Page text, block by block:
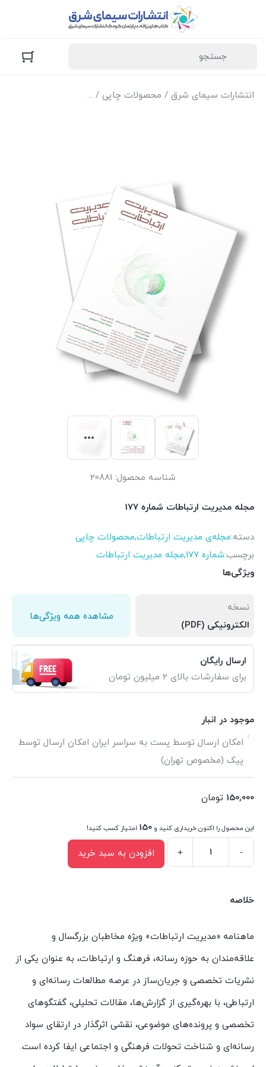
انتشارات سیمای شرق / محصولات چاپی / مجله‌ی مدیریت
شناسه محصول: 20881
مجله مدیریت ارتباطات شماره 177
دسته:مجله‌ی مدیریت ارتباطات,محصولات چاپی
برچسب:شماره 177 ,مجله مدیریت ارتباطات
ویژگی‌ها
نسخه
الکترونیکی (PDF)
مشاهده همه ویژگی‌ها
ارسال رایگان
برای سفارشات بالای 2 میلیون تومان
موجود در انبار
امکان ارسال توسط پست به سراسر ایران امکان ارسال توسط
پیک (مخصوص تهران)
150,000 تومان
این محصول را اکنون خریداری کنید و 150 امتیاز کسب کنید!
ارتباطات
177
-
+ افزودن به سبد خرید
خلاصه
ماهنامه «مدیریت ارتباطات» ویژه مخاطبان بزرگسال و
علاقه‌مندان به حوزه رسانه، فرهنگ و ارتباطات، به عنوان یکی از
نشریات تخصصی و جریان‌ساز در عرصه مطالعات رسانه‌ای و
ارتباطی، با بهره‌گیری از گزارش‌ها، مقالات تحلیلی، گفتگوهای
تخصصی و پرونده‌های موضوعی، نقشی اثرگذار در ارتقای سواد
رسانه‌ای و شناخت تحولات فرهنگی و اجتماعی ایفا کرده است.